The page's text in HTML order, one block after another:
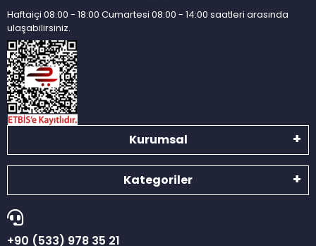
Haftaiçi 08:00 - 18:00 Cumartesi 08:00 - 14:00 saatleri arasında
ulaşabilirsiniz.
Kurumsal
Kategoriler
+90 (533) 978 35 21